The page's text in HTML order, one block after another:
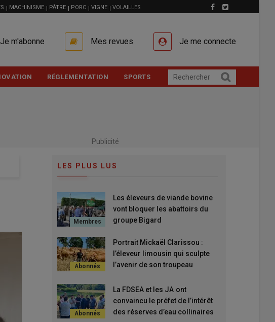
MACHINISME PÂTRE PORC VIGNE VOLAILLES
Je m'abonne Mes revues Je me connecte
RÉGLEMENTATION SPORTS
Publicité
LES PLUS LUS
Les éleveurs de viande bovine
vont bloquer les abattoirs du
groupe Bigard
Portrait Mickaël Clarissou :
l’éleveur limousin qui sculpte
l’avenir de son troupeau
La FDSEA et les JA ont
convaincu le préfet de l’intérêt
des réserves d’eau collinaires